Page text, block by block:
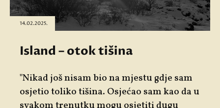
14.02.2025.
Island – otok tišina
"Nikad još nisam bio na mjestu gdje sam
osjetio toliko tišina. Osjećao sam kao da u